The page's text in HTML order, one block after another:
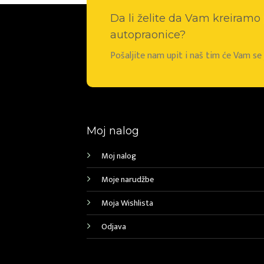
Da li želite da Vam
autopraonice?
Pošaljite nam upit i naš tim će Vam
Moj nalog
Moj nalog
Moje narudžbe
Moja Wishlista
Odjava